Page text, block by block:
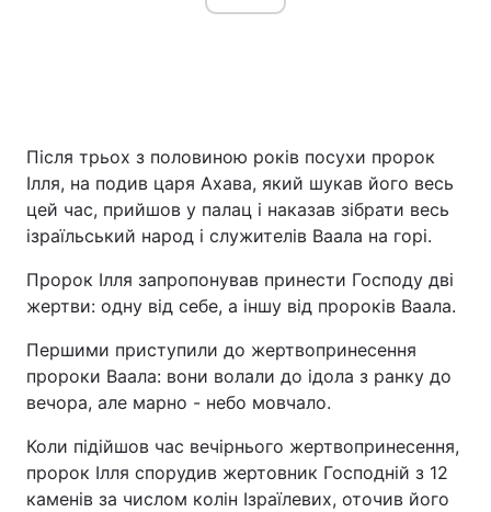
Після трьох з половиною років посухи пророк
Ілля, на подив царя Ахава, який шукав його весь
цей час, прийшов у палац і наказав зібрати весь
ізраїльський народ і служителів Ваала на горі.
Пророк Ілля запропонував принести Господу дві
жертви: одну від себе, а іншу від пророків Ваала.
Першими приступили до жертвопринесення
пророки Ваала: вони волали до ідола з ранку до
вечора, але марно - небо мовчало.
Коли підійшов час вечірнього жертвопринесення,
пророк Ілля спорудив жертовник Господній з 12
каменів за числом колін Ізраїлевих, оточив його